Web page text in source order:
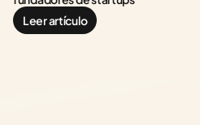
Leer artículo